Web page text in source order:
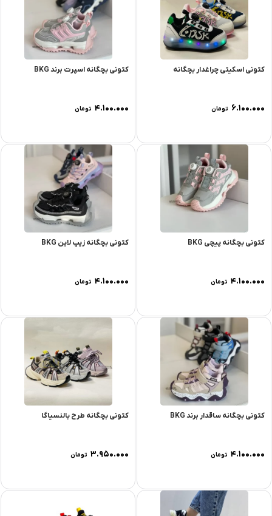
کتونی اسکیتی چراغدار بچگانه
۶.۱۰۰.۰۰۰ تومان
کتونی بچگانه اسپرت برند BKG
۴.۱۰۰.۰۰۰ تومان
کتونی بچگانه پیچی BKG
۴.۱۰۰.۰۰۰ تومان
کتونی بچگانه زیپ لاین BKG
۴.۱۰۰.۰۰۰ تومان
کتونی بچگانه ساقدار برند BKG
۴.۱۰۰.۰۰۰ تومان
کتونی بچگانه طرح بالنسیاگا
۳.۹۵۰.۰۰۰ تومان